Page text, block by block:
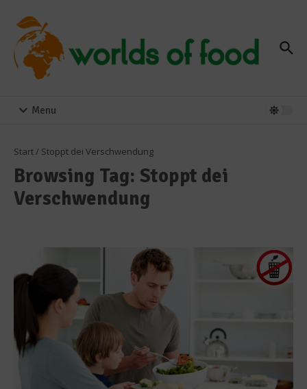
Menu
Start/ Stoppt dei Verschwendung
Browsing Tag: Stoppt dei
Verschwendung